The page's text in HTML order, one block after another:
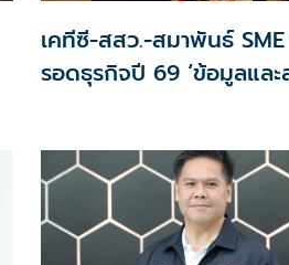
เคทีซี-สสว.-สมาพันธ์
รอดธุรกิจปี 69 ‘ข้อมูลแล